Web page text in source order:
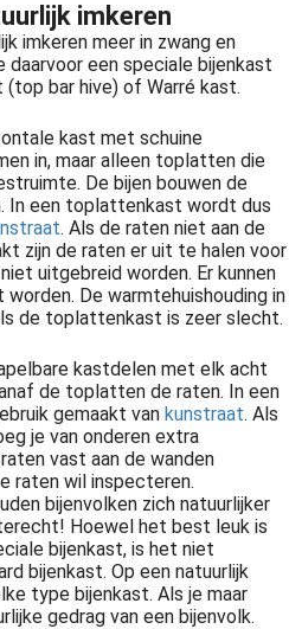
imkeren
imkeren meer in zwang en
daarvoor een speciale bijenkast
bar hive) of Warré kast.
kast met schuine
in, maar alleen toplatten die
De bijen bouwen de
In een toplattenkast wordt dus
. Als de raten niet aan de
zijn de raten er uit te halen voor
uitgebreid worden. Er kunnen
De warmtehuishouding in
de toplattenkast is zeer slecht.
kastdelen met elk acht
de toplatten de raten. In een
gemaakt van kunstraat. Als
je van onderen extra
vast aan de wanden
raten wil inspecteren.
bijenvolken zich natuurlijker
Hoewel het best leuk is
bijenkast, is het niet
bijenkast. Op een natuurlijk
type bijenkast. Als je maar
gedrag van een bijenvolk.